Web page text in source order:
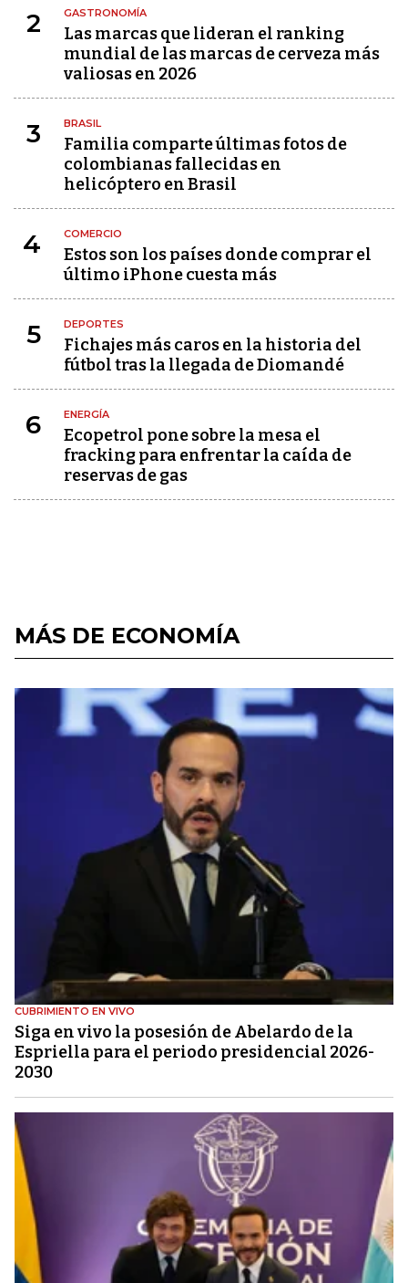
2 GASTRONOMÍA
Las marcas que lideran el ranking
mundial de las marcas de cerveza más
valiosas en 2026
3 BRASIL
Familia comparte últimas fotos de
colombianas fallecidas en
helicóptero en Brasil
4 COMERCIO
Estos son los países donde comprar el
último iPhone cuesta más
5 DEPORTES
Fichajes más caros en la historia del
fútbol tras la llegada de Diomandé
6 ENERGÍA
Ecopetrol pone sobre la mesa el
fracking para enfrentar la caída de
reservas de gas
MÁS DE ECONOMÍA
CUBRIMIENTO EN VIVO
Siga en vivo la posesión de Abelardo de la
Espriella para el periodo presidencial 2026-
2030